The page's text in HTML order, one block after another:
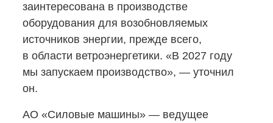
заинтересована в производстве
оборудования для возобновляемых
источников энергии, прежде всего,
в области ветроэнергетики. «В 2027 году
мы запускаем производство», — уточнил
он.
АО «Силовые машины» — ведущее